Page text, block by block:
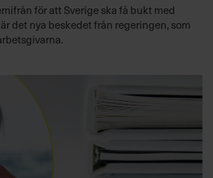
för att Sverige ska få bukt med
det nya beskedet från regeringen, som